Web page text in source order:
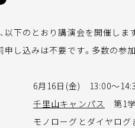
以下のとおり講演会を開催しま
申し込みは不要です。多数の参
6月16日(金) 13:00～
千里山キャンパス 第1
モノローグとダイヤログ